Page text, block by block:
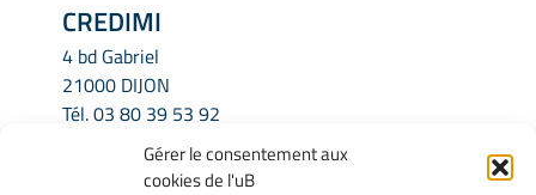
Gérer le consentement aux
cookies de l'uB
CREDIMI
4 bd Gabriel
21000 DIJON
Tél.03 80 39 53 92
credimi.secretariat@u-bourgogne.fr